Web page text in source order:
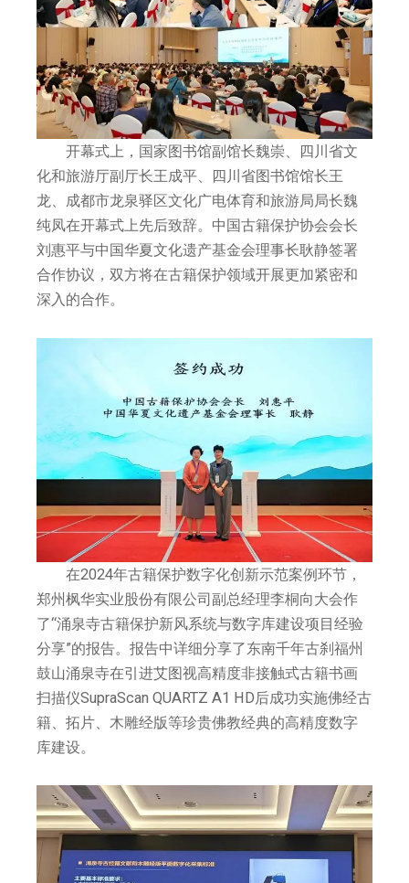
开幕式上，国家图书馆副馆长魏崇、四川省文
化和旅游厅副厅长王成平、四川省图书馆馆长王
龙、成都市龙泉驿区文化广电体育和旅游局局长魏
纯凤在开幕式上先后致辞。中国古籍保护协会会长
刘惠平与中国华夏文化遗产基金会理事长耿静签署
合作协议，双方将在古籍保护领域开展更加紧密和
深入的合作。
在2024年古籍保护数字化创新示范案例环节，
郑州枫华实业股份有限公司副总经理李桐向大会作
了“涌泉寺古籍保护新风系统与数字库建设项目经验
分享”的报告。报告中详细分享了东南千年古刹福州
鼓山涌泉寺在引进艾图视高精度非接触式古籍书画
扫描仪SupraScan QUARTZ A1 HD后成功实施佛经古
籍、拓片、木雕经版等珍贵佛教经典的高精度数字
库建设。